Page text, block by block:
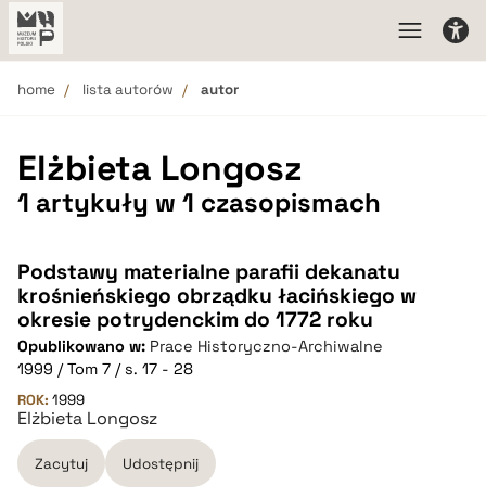
home lista autorów autor
Elżbieta Longosz
1 artykuły w 1 czasopismach
Podstawy materialne parafii dekanatu
krośnieńskiego obrządku łacińskiego w
okresie potrydenckim do 1772 roku
Opublikowano w: Prace Historyczno-Archiwalne
1999 / Tom 7 / s. 17 - 28
ROK: 1999
Elżbieta Longosz
Zacytuj Udostępnij